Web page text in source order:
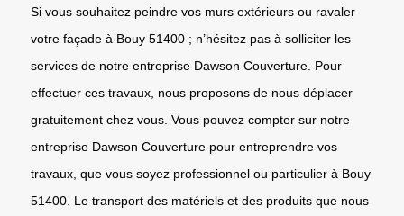
Si vous souhaitez peindre vos murs extérieurs ou ravaler
votre façade à Bouy 51400 ; n’hésitez pas à solliciter les
services de notre entreprise Dawson Couverture. Pour
effectuer ces travaux, nous proposons de nous déplacer
gratuitement chez vous. Vous pouvez compter sur notre
entreprise Dawson Couverture pour entreprendre vos
travaux, que vous soyez professionnel ou particulier à Bouy
51400. Le transport des matériels et des produits que nous